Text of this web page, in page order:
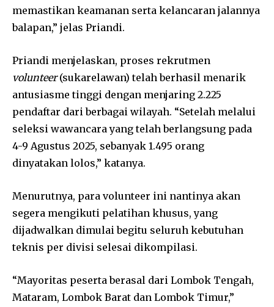
memastikan keamanan serta kelancaran jalannya
balapan,” jelas Priandi.
Priandi menjelaskan, proses rekrutmen
volunteer(sukarelawan) telah berhasil menarik
antusiasme tinggi dengan menjaring 2.225
pendaftar dari berbagai wilayah. “Setelah melalui
seleksi wawancara yang telah berlangsung pada
4-9 Agustus 2025, sebanyak 1.495 orang
dinyatakan lolos,” katanya.
Menurutnya, para volunteer ini nantinya akan
segera mengikuti pelatihan khusus, yang
dijadwalkan dimulai begitu seluruh kebutuhan
teknis per divisi selesai dikompilasi.
“Mayoritas peserta berasal dari Lombok Tengah,
Mataram, Lombok Barat dan Lombok Timur,”